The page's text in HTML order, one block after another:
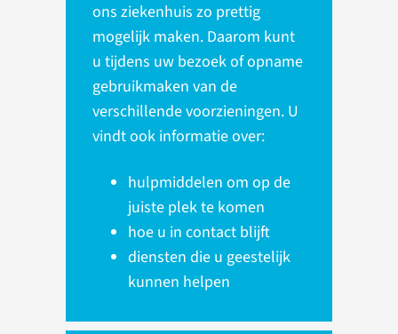
ons ziekenhuis zo prettig
mogelijk maken. Daarom kunt
u tijdens uw bezoek of opname
gebruikmaken van de
verschillende voorzieningen. U
vindt ook informatie over:
hulpmiddelen om op de
juiste plek te komen
hoe u in contact blijft
diensten die u geestelijk
kunnen helpen